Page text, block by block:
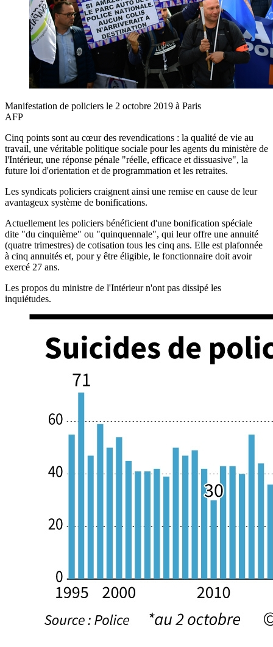
Manifestation de policiers le 2 octobre 2019 à Paris
AFP
Cinq points sont au cœur des revendications : la qualité de vie au
travail, une véritable politique sociale pour les agents du ministère de
l'Intérieur, une réponse pénale "réelle, efficace et dissuasive", la
future loi d'orientation et de programmation et les retraites.
Les syndicats policiers craignent ainsi une remise en cause de leur
avantageux système de bonifications.
Actuellement les policiers bénéficient d'une bonification spéciale
dite "du cinquième" ou "quinquennale", qui leur offre une annuité
(quatre trimestres) de cotisation tous les cinq ans. Elle est plafonnée
à cinq annuités et, pour y être éligible, le fonctionnaire doit avoir
exercé 27 ans.
Les propos du ministre de l'Intérieur n'ont pas dissipé les
inquiétudes.